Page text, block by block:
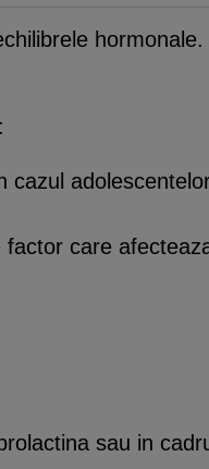
care
sau in